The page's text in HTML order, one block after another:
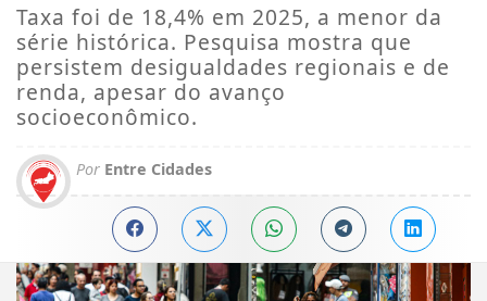
Taxa foi de 18,4% em 2025, a menor da
série histórica. Pesquisa mostra que
persistem desigualdades regionais e de
renda, apesar do avanço
socioeconômico.
Por Entre Cidades